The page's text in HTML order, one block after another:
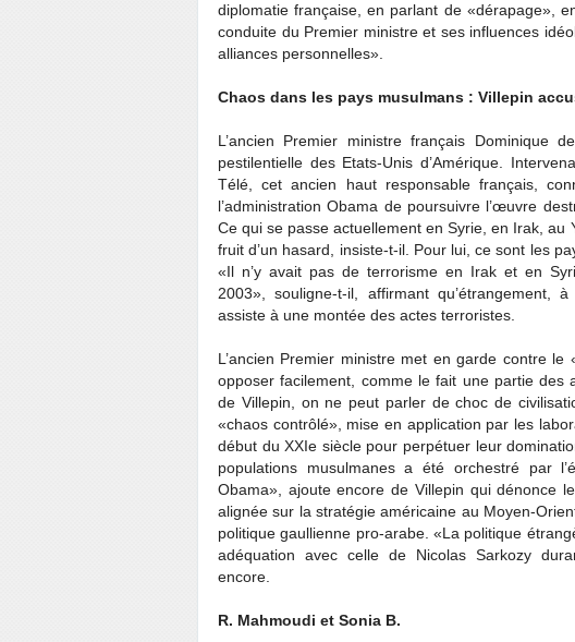
diplomatie française, en parlant de «dérapage»,
conduite du Premier ministre et ses influences
alliances personnelles».
Chaos dans les pays musulmans : Villepin
L’ancien Premier ministre français
pestilentielle des Etats-Unis d’Amérique.
Télé, cet ancien haut responsable français,
l’administration Obama de poursuivre l’œuvre
Ce qui se passe actuellement en Syrie, en Irak, au
fruit d’un hasard, insiste-t-il. Pour lui, ce sont les
«Il n’y avait pas de terrorisme en Irak et en
2003», souligne-t-il, affirmant qu’étrangement,
assiste à une montée des actes terroristes.
L’ancien Premier ministre met en garde contre
opposer facilement, comme le fait une partie des
de Villepin, on ne peut parler de choc de
«chaos contrôlé», mise en application par les
début du XXIe siècle pour perpétuer leur
populations musulmanes a été orchestré par
Obama», ajoute encore de Villepin qui dénonce
alignée sur la stratégie américaine au Moyen-
politique gaullienne pro-arabe. «La politique
adéquation avec celle de Nicolas Sarkozy
encore.
R. Mahmoudi et Sonia B.